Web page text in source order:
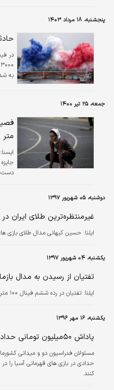
پنجشنبه، ۱۸ مرداد ۱۴۰۳
در
به
جمعه، ۲۵ تیر ۱۴۰۰
ایسنا:
دست
دوشنبه، ۰۵ شهریور ۱۳۹۷
غیرمنتظره‌ترین طلای ایران
ایلنا: حسین کیهانی مدال طلای بازی
یکشنبه، ۰۴ شهریور ۱۳۹۷
تفتیان از رسیدن به مدال
ایلنا: تفتیان در رده ششم فینال ۱۰۰ متر ایستاد.
یکشنبه، ۱۶ مهر ۱۳۹۶
پاداش ۵۰میلیون تومانی حدادی به زودی پرداخت می شود
حدادی در بازی های قهرمانی آسیا را
کنند.